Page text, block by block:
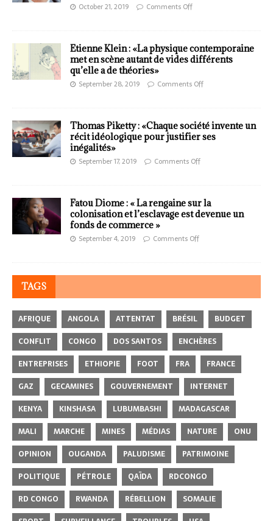
October 21, 2019 Comments Off
Etienne Klein : «La physique contemporaine
met en scène autant de vides différents
qu’elle a de théories»
September 28, 2019 Comments Off
Thomas Piketty : «Chaque société invente un
récit idéologique pour justifier ses
inégalités»
September 17, 2019 Comments Off
Fatou Diome : « La rengaine sur la
colonisation et l’esclavage est devenue un
fonds de commerce »
September 4, 2019 Comments Off
TAGS
AFRIQUE ANGOLA ATTENTAT BRÉSIL
BUDGET
CONFLIT
CONGO DOS SANTOS
ENCHÈRES
ENTREPRISES
ETHIOPIE FOOT FRA
FRANCE
GAZ
GECAMINES GOUVERNEMENT
INTERNET
KENYA
KINSHASA LUBUMBASHI
MADAGASCAR
MALI
MARCHE MINES MÉDIAS NATURE
ONU
OPINION
OUGANDA PALUDISME
PATRIMOINE
POLITIQUE
PÉTROLE QAÏDA
RDCONGO
RD CONGO
RWANDA RÉBELLION
SOMALIE